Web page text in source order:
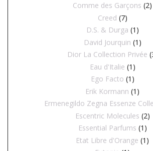
Comme des Garçons (2)
Creed (7)
D.S. & Durga (1)
David Jourquin (1)
Dior La Collection Privée
Eau d'Italie (1)
Ego Facto (1)
Erik Kormann (1)
Ermenegildo Zegna Essenze
Escentric Molecules (2)
Essential Parfums (1)
Etat Libre d'Orange (1)